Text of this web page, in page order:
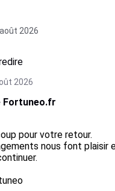
2026
2026
Fortuneo.fr
pour votre retour.
nous font plaisir